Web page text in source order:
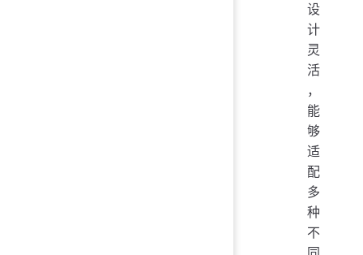
设
计
灵
活
，
能
够
适
配
多
种
不